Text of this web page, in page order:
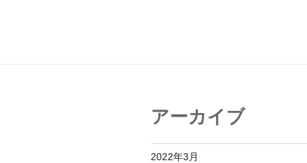
ョ
ン
アーカイブ
2022年3月